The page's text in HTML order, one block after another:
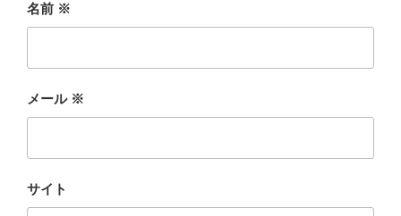
名前 ※
メール ※
サイト